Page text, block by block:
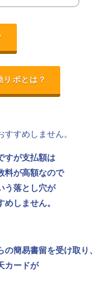
リボとは？
すめしません。
すが支払額は
料が高額なので
う落とし穴が
しません。
の簡易書留を受け取り、
カードが